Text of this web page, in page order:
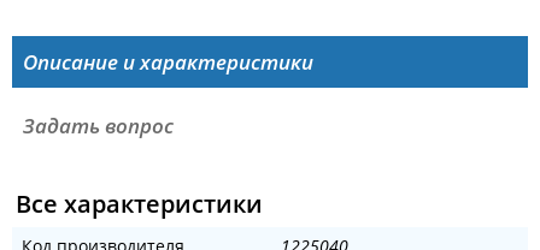
Описание и характеристики
Задать вопрос
Все характеристики